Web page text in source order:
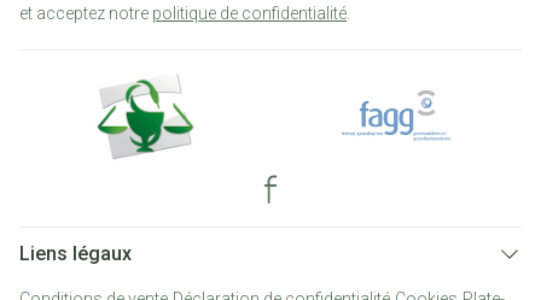
et acceptez notre politique de confidentialité
Liens légaux